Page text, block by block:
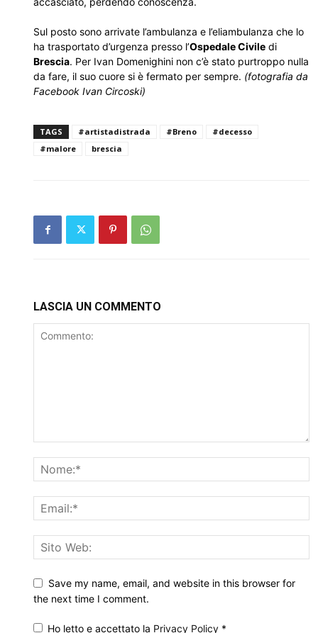
Sul posto sono arrivate l’ambulanza e l’eliambulanza che lo
ha trasportato d’urgenza presso l’Ospedale Civile di
Brescia. Per Ivan Domenighini non c’è stato purtroppo nulla
da fare, il suo cuore si è fermato per sempre. (fotografia da
Facebook Ivan Circoski)
TAGS #artistadistrada #Breno
#decesso
#malore
brescia
LASCIA UN COMMENTO
Save my name, email, and website in this browser for
the next time I comment.
Ho letto e accettato la Privacy Policy *